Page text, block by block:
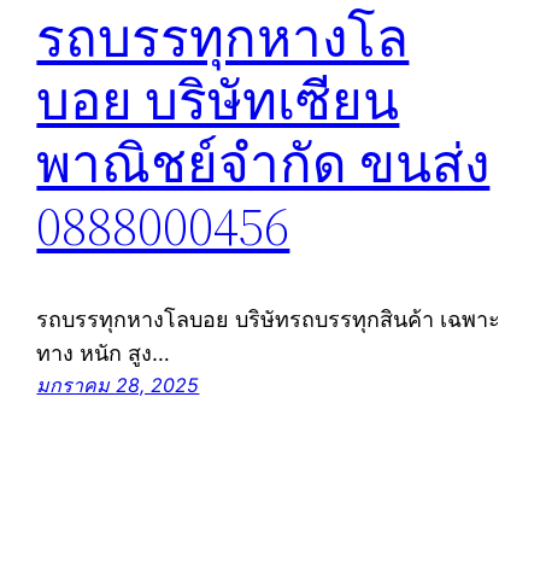
รถบรรทุกหางโล
บอย บริษัทเซียน
พาณิชย์จำกัด ขนส่ง
0888000456
รถบรรทุกหางโลบอย บริษัทรถบรรทุกสินค้า เฉพาะ
ทาง หนัก สูง…
มกราคม 28, 2025